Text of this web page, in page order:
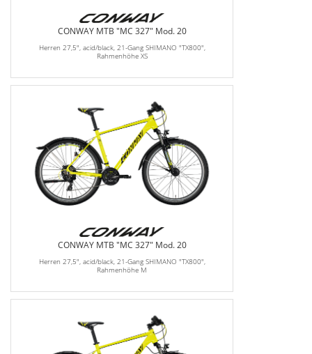
CONWAY MTB "MC 327" Mod. 20
Herren 27,5", acid/black, 21-Gang SHIMANO "TX800",
Rahmenhöhe XS
CONWAY MTB "MC 327" Mod. 20
Herren 27,5", acid/black, 21-Gang SHIMANO "TX800",
Rahmenhöhe M